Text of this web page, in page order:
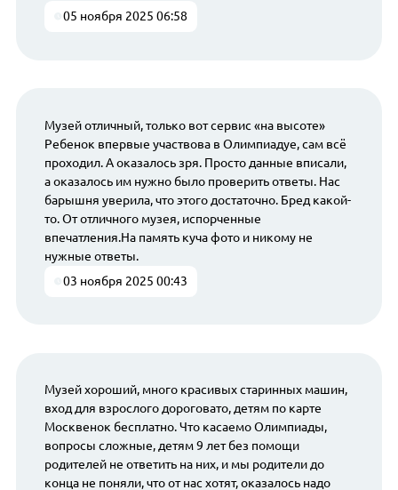
05 ноября 2025 06:58
Музей отличный, только вот сервис «на высоте»
Ребенок впервые участвова в Олимпиадуе, сам всё
проходил. А оказалось зря. Просто данные вписали,
а оказалось им нужно было проверить ответы. Нас
барышня уверила, что этого достаточно. Бред какой-
то. От отличного музея, испорченные
впечатления.На память куча фото и никому не
нужные ответы.
03 ноября 2025 00:43
Музей хороший, много красивых старинных машин,
вход для взрослого дороговато, детям по карте
Москвенок бесплатно. Что касаемо Олимпиады,
вопросы сложные, детям 9 лет без помощи
родителей не ответить на них, и мы родители до
конца не поняли, что от нас хотят, оказалось надо